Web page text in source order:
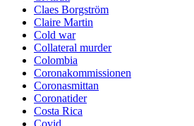
Claes Borgström
Claire Martin
Cold war
Collateral murder
Colombia
Coronakommissionen
Coronasmittan
Coronatider
Costa Rica
Covid